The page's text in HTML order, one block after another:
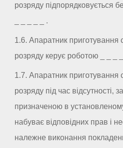
розряду підпорядковується
_ _ _ _ _ .
1.6. Апаратник приготування
розряду керує роботою _ _ _
1.7. Апаратник приготування
розряду під час відсутності,
призначеною в
набуває відповідних прав і
належне виконання